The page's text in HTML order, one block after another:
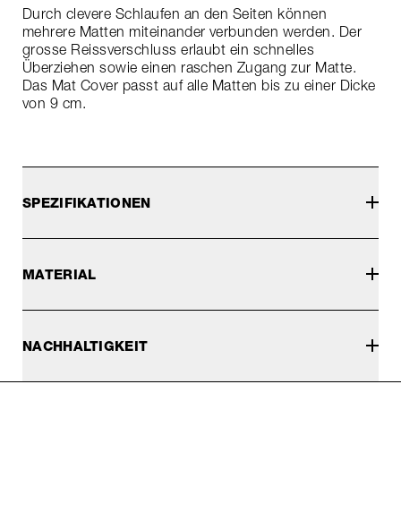
Durch clevere Schlaufen an den Seiten können
mehrere Matten miteinander verbunden werden. Der
grosse Reissverschluss erlaubt ein schnelles
Überziehen sowie einen raschen Zugang zur Matte.
Das Mat Cover passt auf alle Matten bis zu einer Dicke
von 9 cm.
SPEZIFIKATIONEN
MATERIAL
NACHHALTIGKEIT